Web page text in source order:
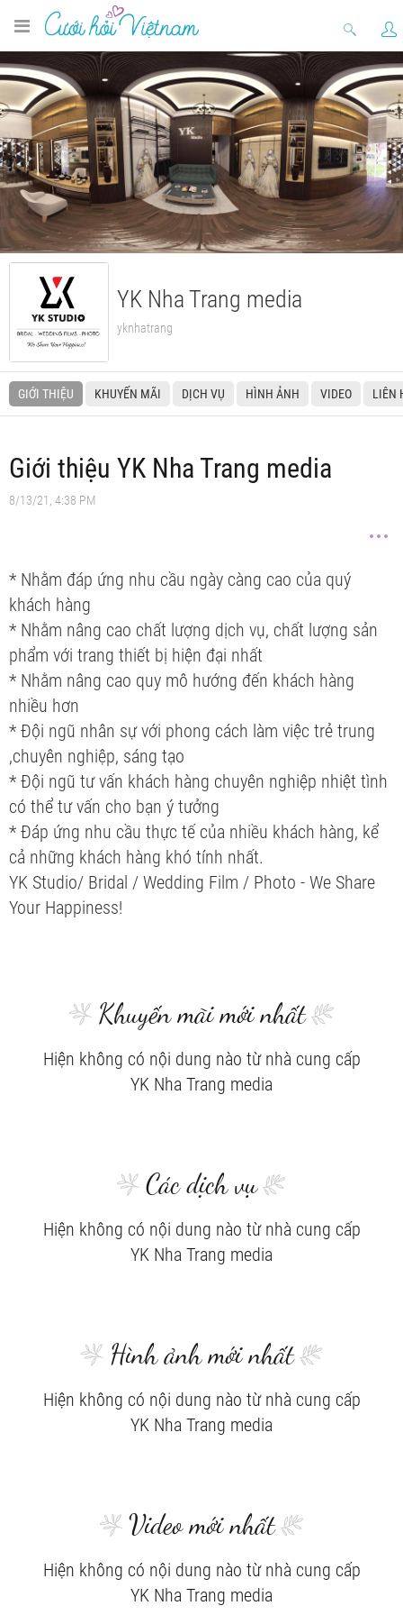
YK Nha Trang media
yknhatrang
GIỚI THIỆU KHUYẾN MÃI DỊCH VỤ HÌNH ẢNH VIDEO LIÊN
Giới thiệu YK Nha Trang media
8/13/21, 4:38 PM
* Nhằm đáp ứng nhu cầu ngày càng cao của quý
khách hàng
* Nhằm nâng cao chất lượng dịch vụ, chất lượng sản
phẩm với trang thiết bị hiện đại nhất
* Nhằm nâng cao quy mô hướng đến khách hàng
nhiều hơn
* Đội ngũ nhân sự với phong cách làm việc trẻ trung
,chuyên nghiệp, sáng tạo
* Đội ngũ tư vấn khách hàng chuyên nghiệp nhiệt tình
có thể tư vấn cho bạn ý tưởng
* Đáp ứng nhu cầu thực tế của nhiều khách hàng, kể
cả những khách hàng khó tính nhất.
YK Studio/ Bridal / Wedding Film / Photo - We Share
Your Happiness!
Khuyến mãi mới nhất
Hiện không có nội dung nào từ nhà cung cấp
YK Nha Trang media
Các dịch vụ
Hiện không có nội dung nào từ nhà cung cấp
YK Nha Trang media
Hình ảnh mới nhất
Hiện không có nội dung nào từ nhà cung cấp
YK Nha Trang media
Video mới nhất
Hiện không có nội dung nào từ nhà cung cấp
YK Nha Trang media